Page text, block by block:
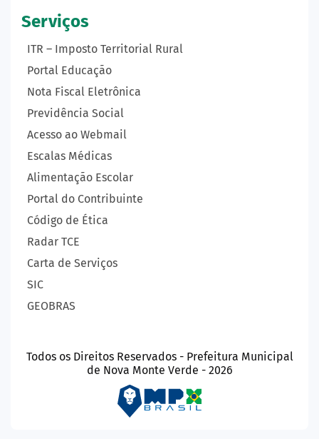
Serviços
ITR – Imposto Territorial Rural
Portal Educação
Nota Fiscal Eletrônica
Previdência Social
Acesso ao Webmail
Escalas Médicas
Alimentação Escolar
Portal do Contribuinte
Código de Ética
Radar TCE
Carta de Serviços
SIC
GEOBRAS
Todos os Direitos Reservados - Prefeitura Municipal
de Nova Monte Verde - 2026